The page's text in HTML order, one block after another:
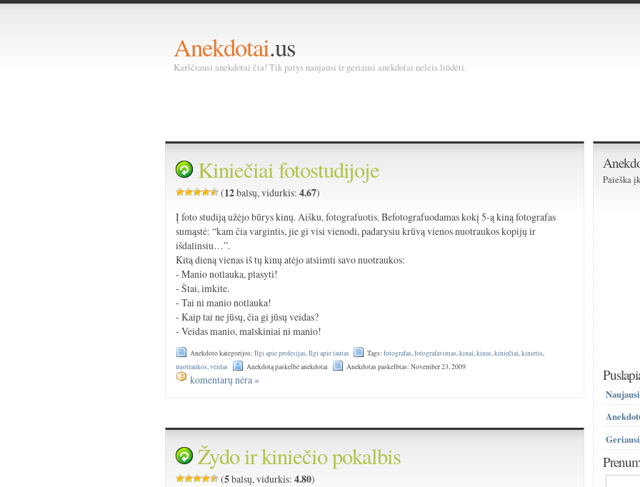
Anekdotai.us
Karščiausi anekdotai čia! Tik patys naujausi ir geriausi anekdotai neleis liūdėti.
Kiniečiai fotostudijoje
(12balsų, vidurkis:4.67)
Į foto studiją užėjo būrys kinų. Aišku, fotografuotis. Befotografuodamas kokį 5-ą kiną fotografas
sumąstė: “kam čia vargintis, jie gi visi vienodi, padarysiu krūvą vienos nuotraukos kopijų ir
išdalinsiu…”.
Kitą dieną vienas iš tų kinų atėjo atsiimti savo nuotraukos:
- Manio notlauka, plasyti!
- Štai, imkite.
- Tai ni manio notlauka!
- Kaip tai ne jūsų, čia gi jūsų veidas?
- Veidas manio, malskiniai ni manio!
Anekdoto kategorijos:Ilgi apie profesijas,Ilgi apie tautas Tags:fotografas,fotografavimas,kinai,kinas,kiniečiai,kinietis,
nuotraukos,veidas Anekdotą paskelbė anekdotai Anekdotas paskelbtas: November 23, 2009
komentarų nėra »
Žydo ir kiniečio pokalbis
(5balsų, vidurkis:4.80)
Paieška